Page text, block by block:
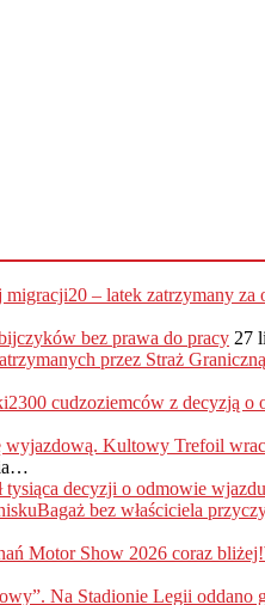
20 – latek zatrzymany
bez prawa do pracy 27
2300 cudzoziemców z decyzją o
tysiąca decyzji o odmowie
Bagaż bez właściciela